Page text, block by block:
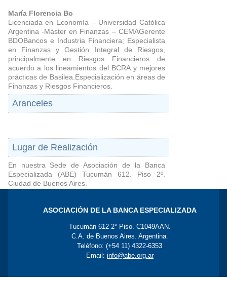
María Florencia Bo
Licenciada en Economía – Universidad Católica
Argentina -Máster en Finanzas – CEMAGerente
BDOBancos e Industria Financiera; Especialista
en Finanzas y Gestión Integral de Riesgos,
principalmente en Riesgos Financieros de
acuerdo a los lineamientos del BCRA y mejores
prácticas de Basilea.Especialización en áreas de
Finanzas y Riesgos Financieros.
Aranceles
Lugar de Realización
En nuestra Sede de Asociación de la Banca
Especializada (ABE) Tucumán 612. Piso 2º.
Ciudad de Buenos Aires.
ASOCIACIÓN DE LA BANCA ESPECIALIZADA
Tucumán 612 2° Piso. C1049AAN.
C.A. de Buenos Aires. Argentina.
Teléfono: (+54 11) 4322-6353
Email: info@abe.org.ar